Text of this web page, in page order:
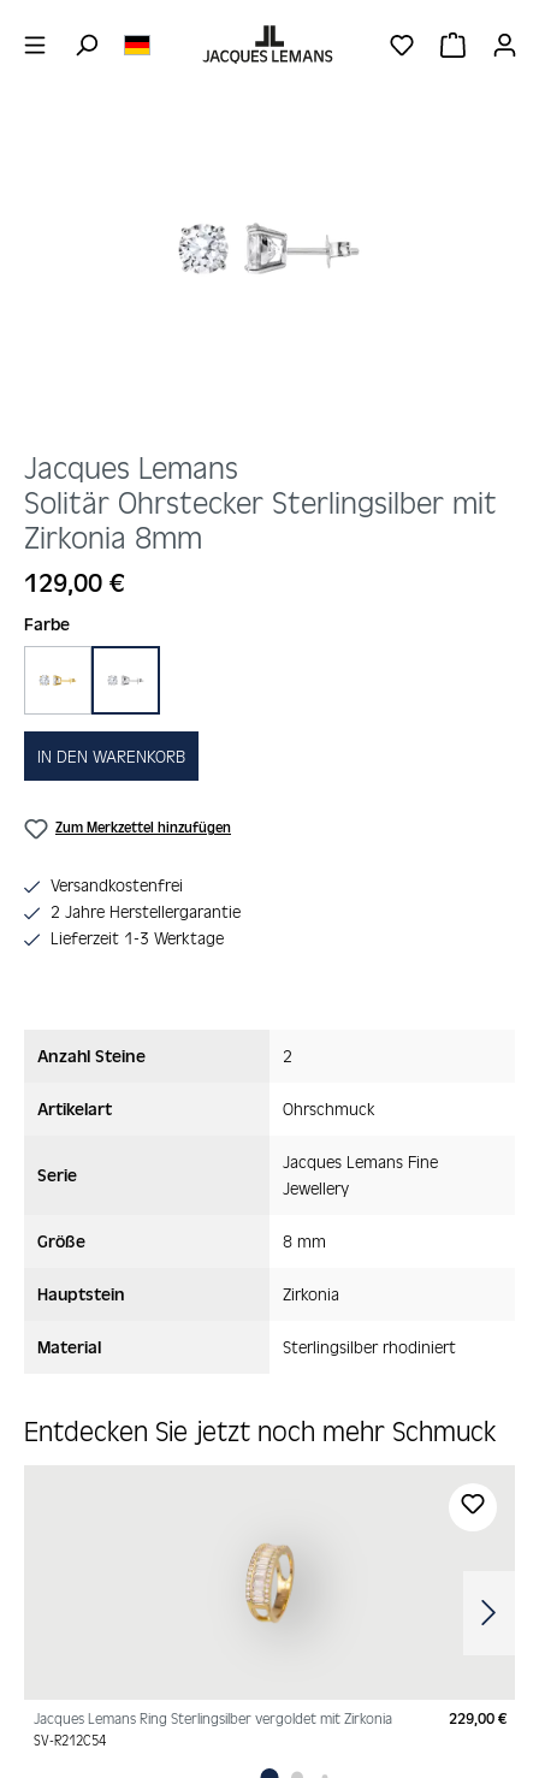
DU HAST 0
Jacques Lemans
Solitär Ohrstecker Sterlingsilber mit
Zirkonia 8mm
Regulärer Preis:
129,00 €
Farbeauswählen
gold silber
IN DEN WARENKORB
Zum Merkzettel hinzufügen
Versandkostenfrei
2 Jahre Herstellergarantie
Lieferzeit 1-3 Werktage
Anzahl Steine 2
Artikelart Ohrschmuck
Serie
Jacques Lemans Fine
Jewellery
Größe 8 mm
Hauptstein Zirkonia
Material Sterlingsilber rhodiniert
Entdecken Sie jetzt noch mehr Schmuck
Jacques Lemans Ring Sterlingsilber vergoldet mit Zirkonia
SV-R212C54
229,00 €